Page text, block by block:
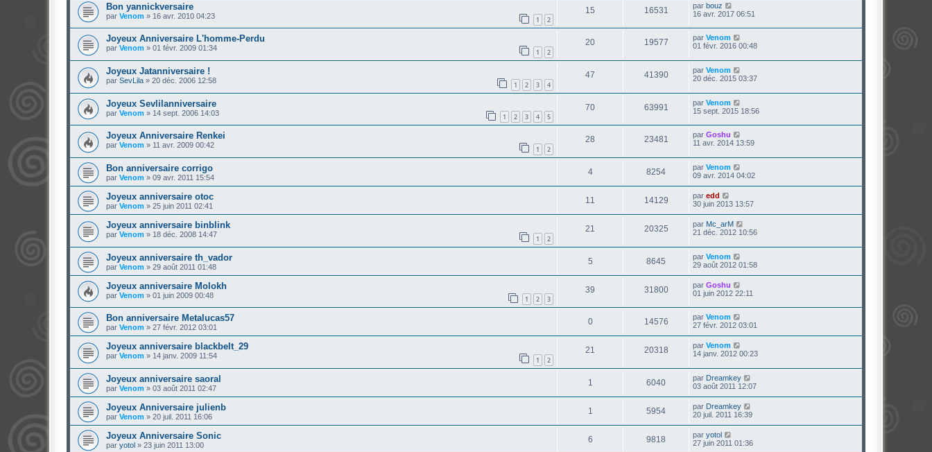
Bon yannickversaire
par Venom » 16 avr. 2010 04:23 1 2
15 16531 par bouz
16 avr. 2017 06:51
Joyeux Anniversaire L'homme-Perdu
par Venom » 01 févr. 2009 01:34 1 2
20 19577 par Venom
01 févr. 2016 00:48
Joyeux Jatanniversaire !
par SevLila » 20 déc. 2006 12:58 1 2 3 4
47 41390 par Venom
20 déc. 2015 03:37
Joyeux Sevlilanniversaire
par Venom » 14 sept. 2006 14:03 1 2 3 4 5
70 63991 par Venom
15 sept. 2015 18:56
Joyeux Anniversaire Renkei
par Venom » 11 avr. 2009 00:42 1 2
28 23481 par Goshu
11 avr. 2014 13:59
Bon anniversaire corrigo
par Venom » 09 avr. 2011 15:54
4 8254 par Venom
09 avr. 2014 04:02
Joyeux anniversaire otoc
par Venom » 25 juin 2011 02:41
11 14129 par edd
30 juin 2013 13:57
Joyeux anniversaire binblink
par Venom » 18 déc. 2008 14:47 1 2
21 20325 par Mc_arM
21 déc. 2012 10:56
Joyeux anniversaire th_vador
par Venom » 29 août 2011 01:48
5 8645 par Venom
29 août 2012 01:58
Joyeux anniversaire Molokh
par Venom » 01 juin 2009 00:48 1 2 3
39 31800 par Goshu
01 juin 2012 22:11
Bon anniversaire Metalucas57
par Venom » 27 févr. 2012 03:01
0 14576 par Venom
27 févr. 2012 03:01
Joyeux anniversaire blackbelt_29
par Venom » 14 janv. 2009 11:54 1 2
21 20318 par Venom
14 janv. 2012 00:23
Joyeux anniversaire saoral
par Venom » 03 août 2011 02:47
1 6040 par Dreamkey
03 août 2011 12:07
Joyeux Anniversaire julienb
par Venom » 20 juil. 2011 16:06
1 5954 par Dreamkey
20 juil. 2011 16:39
Joyeux Anniversaire Sonic
par yotol » 23 juin 2011 13:00
6 9818 par yotol
27 juin 2011 01:36